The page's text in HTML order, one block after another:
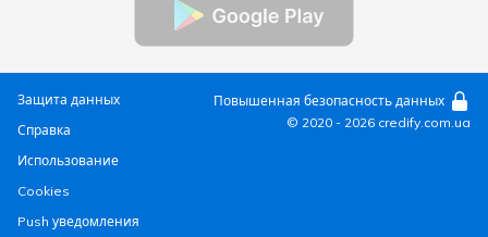
Защита данных
Справка
Использование
Cookies
Push уведомления
Повышенная безопасность данных
© 2020 - 2026 credify.com.ua